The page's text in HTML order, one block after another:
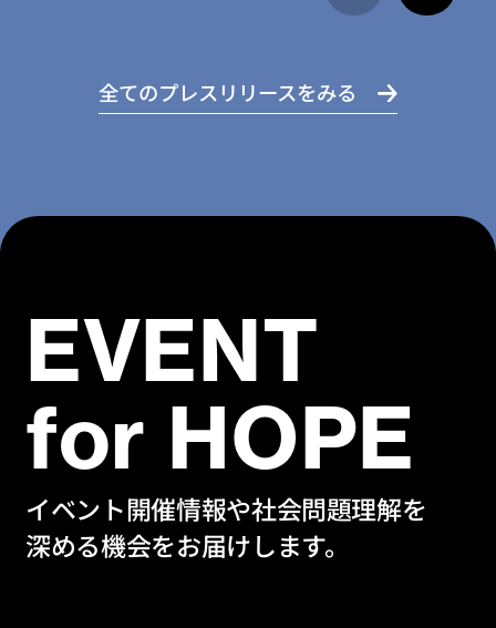
全てのプレスリリースをみる
EVENT
for HOPE
イベント開催情報や社会問題理解を
深める機会をお届けします。